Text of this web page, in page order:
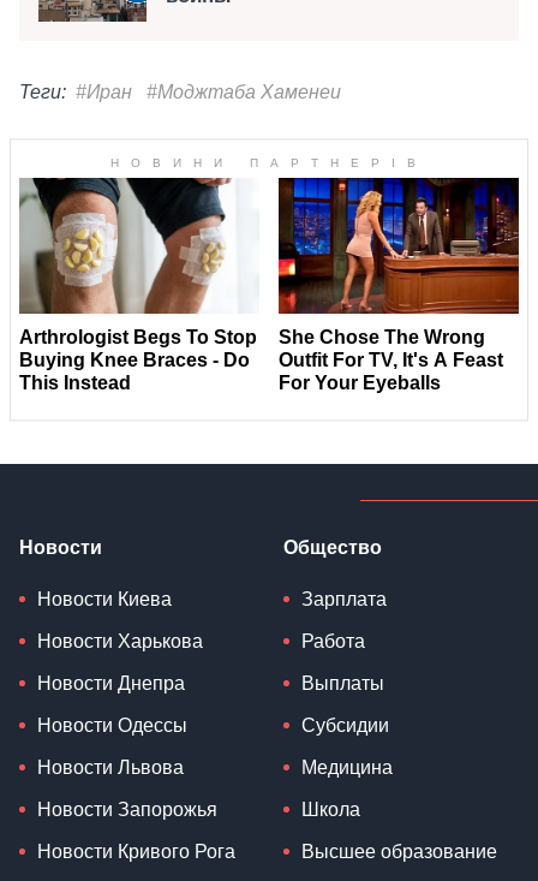
Теги: #Иран #Моджтаба Хаменеи
Новости
Новости Киева
Новости Харькова
Новости Днепра
Новости Одессы
Новости Львова
Новости Запорожья
Новости Кривого Рога
Общество
Зарплата
Работа
Выплаты
Субсидии
Медицина
Школа
Высшее образование